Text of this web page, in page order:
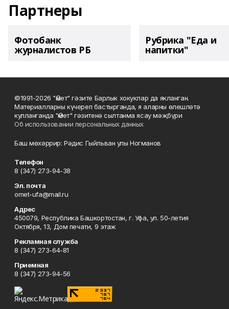
Партнеры
Фотобанк
журналистов РБ
Рубрика "Еда и
напитки"
©1991-2026 "Өмет" гәзите Барлык хокуклар да якланган.
Материалларны күчереп бастырганда, я аларны өлешләтә
кулланганда "Өмет" гәзитенә сылтанма ясау мәҗбүри
Об использовании персональных данных
Баш мөхәррир: Рәдис Гыйльван улы Ногманов
Телефон
8 (347) 273-94-38
Эл. почта
omet-ufa@mail.ru
Адрес
450079, Республика Башкортостан, г. Уфа, ул. 50-летия
Октября, 13, Дом печати, 9 этаж
Рекламная служба
8 (347) 273-64-81
Приемная
8 (347) 273-94-56